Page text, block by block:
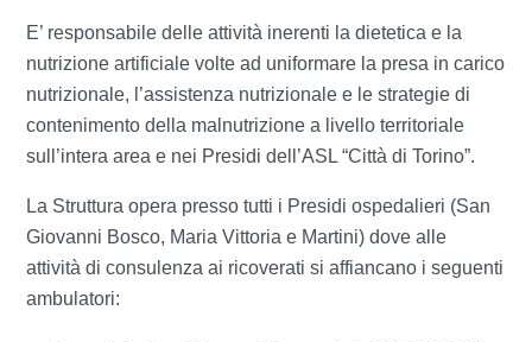
E’ responsabile delle attività inerenti la dietetica e la
nutrizione artificiale volte ad uniformare la presa in carico
nutrizionale, l’assistenza nutrizionale e le strategie di
contenimento della malnutrizione a livello territoriale
sull’intera area e nei Presidi dell’ASL “Città di Torino”.
La Struttura opera presso tutti i Presidi ospedalieri (San
Giovanni Bosco, Maria Vittoria e Martini) dove alle
attività di consulenza ai ricoverati si affiancano i seguenti
ambulatori: